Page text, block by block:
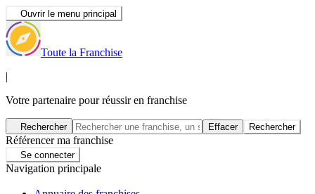
Ouvrir le menu principal
Toute la Franchise
|
Votre partenaire pour réussir en franchise
Rechercher Effacer Rechercher
Référencer ma franchise
Se connecter
Navigation principale